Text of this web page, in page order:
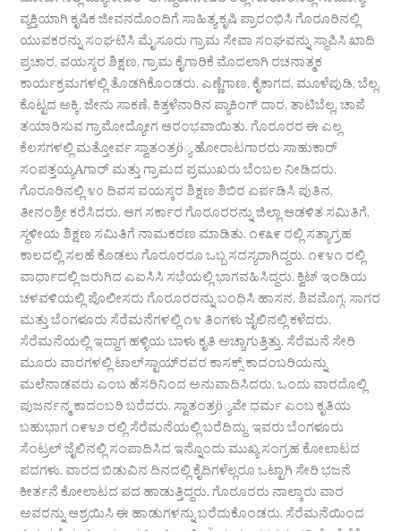
ವ್ಯಕ್ತಿಯಾಗಿ ಕೃಷಿಕ ಜೀವನದೊಂದಿಗೆ ಸಾಹಿತ್ಯ ಕೃಷಿ ಪ್ರಾರಂಭಿಸಿ ಗೊರೂರಿನಲ್ಲಿ
ಯುವಕರನ್ನು ಸಂಘಟಿಸಿ ಮೈಸೂರು ಗ್ರಾಮ ಸೇವಾ ಸಂಘವನ್ನು ಸ್ಥಾಪಿಸಿ ಖಾದಿ
ಪ್ರಚಾರ, ವಯಸ್ಕರ ಶಿಕ್ಷಣ, ಗ್ರಾಮ ಕೈಗಾರಿಕೆ ಮೊದಲಾಗಿ ರಚನಾತ್ಮಕ
ಕಾರ್ಯಕ್ರಮಗಳಲ್ಲಿ ತೊಡಗಿಕೊಂಡರು. ಎಣ್ಣೆಗಾಣ, ಕೈಕಾಗದ, ಮೂಳೆಪುಡಿ, ಬೆಲ್ಲ,
ಕೊಟ್ಟದ ಅಕ್ಕಿ, ಜೇನು ಸಾಕಣೆ, ಕಿತ್ತಳೆನಾರಿನ ಪ್ಯಾಕಿಂಗ್ ದಾರ, ತಾಟಿಬೆಲ್ಲ, ಚಾಪೆ
ತಯಾರಿಸುವ ಗ್ರಾಮೋದ್ಯೋಗ ಆರಂಭವಾಯಿತು. ಗೊರೂರರ ಈ ಎಲ್ಲ
ಕೆಲಸಗಳಲ್ಲಿ ಮತ್ತೋರ್ವ ಸ್ವಾತಂತ್ರö್ಯ ಹೋರಾಟಗಾರರು ಸಾಹುಕಾರ್
ಸಂಪತ್ತಯ್ಯAಗಾರ್ ಮತ್ತು ಗ್ರಾಮದ ಪ್ರಮುಖರು ಬೆಂಬಲ ನೀಡಿದರು.
ಗೊರೂರಿನಲ್ಲಿ ೪೦ ದಿವಸ ವಯಸ್ಕರ ಶಿಕ್ಷಣ ಶಿಬಿರ ಏರ್ಪಡಿಸಿ ಪುತಿನ,
ತೀನಂಶ್ರೀ ಕರೆಸಿದರು. ಆಗ ಸರ್ಕಾರ ಗೊರೂರರನ್ನು ಜಿಲ್ಲಾ ಆಡಳಿತ ಸಮಿತಿಗೆ,
ಸ್ಥಳೀಯ ಶಿಕ್ಷಣ ಸಮಿತಿಗೆ ನಾಮಕರಣ ಮಾಡಿತು. ೧೯೩೯ ರಲ್ಲಿ ಸತ್ಯಾಗ್ರಹ
ಕಾಲದಲ್ಲಿ ಸಲಹೆ ಕೊಡಲು ಗೊರೂರರೂ ಒಬ್ಬ ಸದಸ್ಯರಾಗಿದ್ದರು. ೧೯೪೧ ರಲ್ಲಿ
ವಾರ್ಧಾದಲ್ಲಿ ಜರುಗಿದ ಎಐಸಿಸಿ ಸಭೆಯಲ್ಲಿ ಭಾಗವಹಿಸಿದ್ದರು. ಕ್ವಿಟ್ ಇಂಡಿಯ
ಚಳವಳಿಯಲ್ಲಿ ಪೊಲೀಸರು ಗೊರೂರರನ್ನು ಬಂಧಿಸಿ ಹಾಸನ, ಶಿವಮೊಗ್ಗ, ಸಾಗರ
ಮತ್ತು ಬೆಂಗಳೂರು ಸೆರೆಮನೆಗಳಲ್ಲಿ ೧೪ ತಿಂಗಳು ಜೈಲಿನಲ್ಲಿ ಕಳೆದರು.
ಸೆರೆಮನೆಯಲ್ಲಿ ಇದ್ದಾಗ ಹಳ್ಳಿಯ ಬಾಳು ಕೃತಿ ಅಚ್ಚಾಗುತ್ತಿತ್ತು. ಸೆರೆಮನೆ ಸೇರಿ
ಮೂರು ವಾರಗಳಲ್ಲಿ ಟಾಲ್‌ಸ್ಟಾಯ್‌ರವರ ಕಾಸಕ್ಸ್ ಕಾದಂಬರಿಯನ್ನು
ಮಲೆನಾಡವರು ಎಂಬ ಹೆಸರಿನಿಂದ ಅನುವಾದಿಸಿದರು. ಒಂದು ವಾರದೊಲ್ಲಿ
ಪುಜರ್ನನ್ಮ ಕಾದಂಬರಿ ಬರೆದರು. ಸ್ವಾತಂತ್ರö್ಯವೇ ಧರ್ಮ ಎಂಬ ಕೃತಿಯ
ಬಹುಭಾಗ ೧೯೪೨ ರಲ್ಲಿ ಸೆರೆಮನೆಯಲ್ಲಿ ಬರೆದಿದ್ದು. ಇವರು ಬೆಂಗಳೂರು
ಸೆಂಟ್ರಲ್ ಜೈಲಿನಲ್ಲಿ ಸಂಪಾದಿಸಿದ ಇನ್ನೊಂದು ಮುಖ್ಯ ಸಂಗ್ರಹ ಕೋಲಾಟದ
ಪದಗಳು. ವಾರದ ಬಿಡುವಿನ ದಿನದಲ್ಲಿ ಕೈದಿಗಳೆಲ್ಲರೂ ಒಟ್ಟಾಗಿ ಸೇರಿ ಭಜನೆ
ಕೀರ್ತನೆ ಕೋಲಾಟದ ಪದ ಹಾಡುತ್ತಿದ್ದರು. ಗೊರೂರರು ನಾಲ್ಕಾರು ವಾರ
ಅವರನ್ನು ಆಶ್ರಯಿಸಿ ಈ ಹಾಡುಗಳನ್ನು ಬರೆದುಕೊಂಡರು. ಸೆರೆಮನೆಯಿಂದ